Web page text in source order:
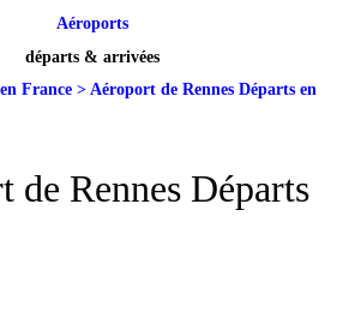
Aéroports
départs & arrivées
France > Aéroport de Rennes Départs en
de Rennes Départs